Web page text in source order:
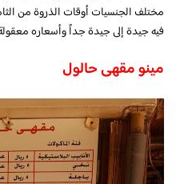
مختلف الجنسيات أوقات الذروة من
فيه جيدة إلى جيدة جداً وأسعاره
مينو مقهى حالول